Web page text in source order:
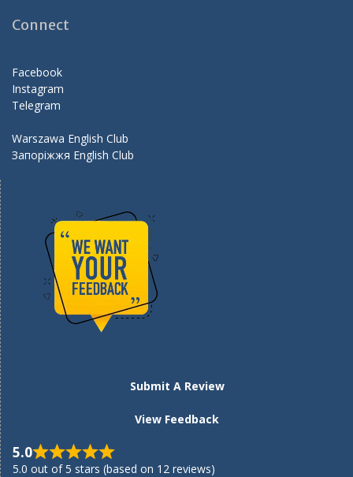
o
k
Connect
Facebook
Instagram
Telegram
Warszawa English Club
Запоріжжя English Club
Submit A Review
View Feedback
5.0
5.0 out of 5 stars (based on 12 reviews)